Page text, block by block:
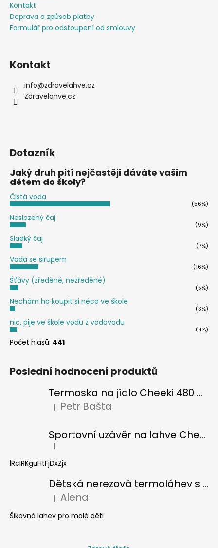
k
Kontakt
Doprava a způsob platby
Formulář pro odstoupení od smlouvy
Kontakt
info@zdravelahve.cz
Zdravelahve.cz
Dotazník
Jaký druh pití nejčastěji dáváte vašim
dětem do školy?
Čistá voda
(56%)
Neslazený čaj
(9%)
Sladký čaj
(7%)
Voda se sirupem
(16%)
Šťávy (zředěné, nezředěné)
(5%)
Nechám ho koupit si něco ve škole
(3%)
nic, pije ve škole vodu z vodovodu
(4%)
Počet hlasů: 441
Poslední hodnocení produktů
Termoska na jídlo Cheeki 480 ml Pistachio
Hodnocení produktu je 5 z 5 hvězdiček.
| Petr Bašta
Sportovní uzávěr na lahve Cheeki classic
Hodnocení produktu je 5 z 5 hvězdiček.
|
lRcIRKguHtFjDxZjx
Dětská nerezová termoláhev s brčkem Cheeki 400 ml - žralok
Hodnocení produktu je 5 z 5 hvězdiček.
| Alena
Šikovná lahev pro malé děti